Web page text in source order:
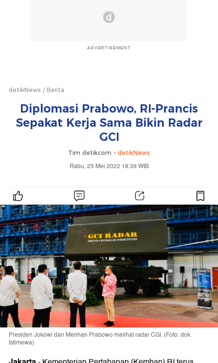
ADVERTISEMENT
detikNews Berita
Diplomasi Prabowo, RI-Prancis
Sepakat Kerja Sama Bikin Radar
GCI
Tim detikcom - detikNews
Rabu, 25 Mei 2022 18:39 WIB
Presiden Jokowi dan Menhan Prabowo melihat radar CGI. (Foto: dok.
Istimewa)